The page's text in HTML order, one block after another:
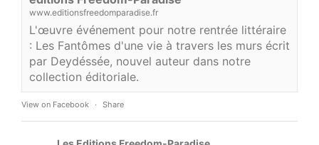
www.editionsfreedomparadise.fr
L'œuvre événement pour notre rentrée littéraire
: Les Fantômes d'une vie à travers les murs écrit
par Deydéssée, nouvel auteur dans notre
collection éditoriale.
View on Facebook · Share